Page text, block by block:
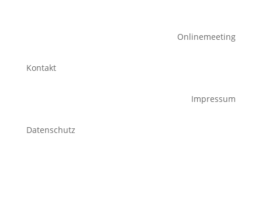
Onlinemeeting
Kontakt
Impressum
Datenschutz